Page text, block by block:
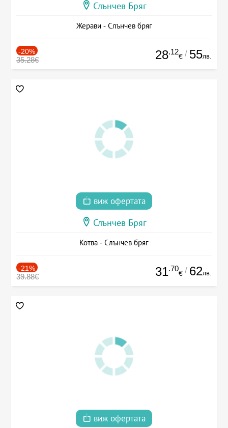
Слънчев Бряг
Жерави - Слънчев бряг
-20%
35.28€ 28.12
€ / 55лв.
виж офертата
Слънчев Бряг
Котва - Слънчев бряг
-21%
39.88€ 31.70
€ / 62лв.
виж офертата